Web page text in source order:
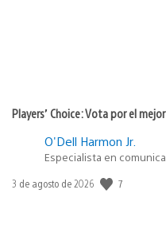
Players’ Choice: Vota por el
O'Dell Harmon Jr.
Especialista en
Fecha
3 de agosto de 2026 7